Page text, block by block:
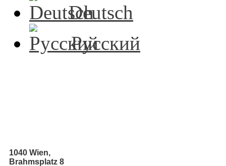
Deutsch
Русский
1040 Wien,
Brahmsplatz 8